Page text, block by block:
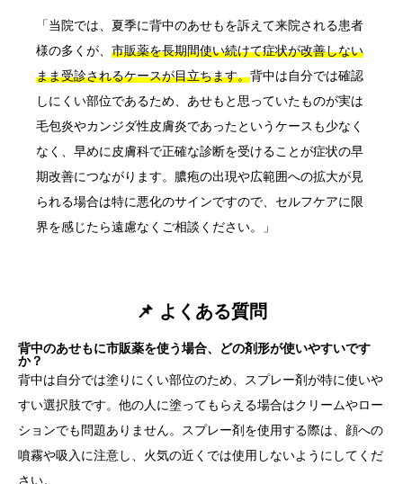
「当院では、夏季に背中のあせもを訴えて来院される患者
様の多くが、 市販薬を長期間使い続けて症状が改善しない
まま受診されるケースが目立ちます。背中は自分では確認
しにくい部位であるため、あせもと思っていたものが実は
毛包炎やカンジダ性皮膚炎であったというケースも少なく
なく、早めに皮膚科で正確な診断を受けることが症状の早
期改善につながります。膿疱の出現や広範囲への拡大が見
られる場合は特に悪化のサインですので、セルフケアに限
界を感じたら遠慮なくご相談ください。」
📌 よくある質問
背中のあせもに市販薬を使う場合、どの剤形が使いやすいです
か？
背中は自分では塗りにくい部位のため、スプレー剤が特に使いや
すい選択肢です。他の人に塗ってもらえる場合はクリームやロー
ションでも問題ありません。スプレー剤を使用する際は、顔への
噴霧や吸入に注意し、火気の近くでは使用しないようにしてくだ
さい。